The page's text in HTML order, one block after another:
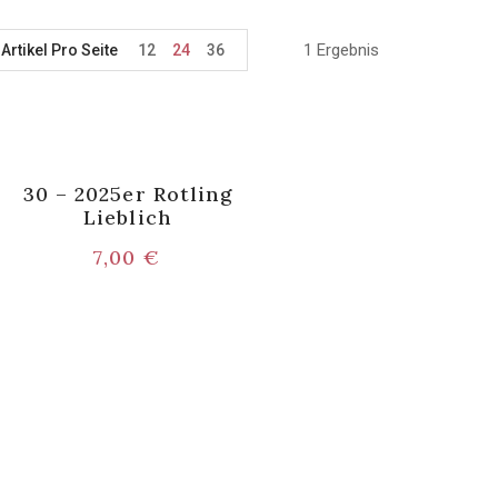
1 Ergebnis
Artikel Pro Seite 12 24 36
30 – 2025er Rotling
Lieblich
7,00€